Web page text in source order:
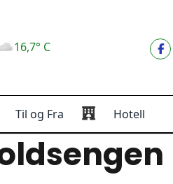
16,7° C
Til og Fra Hotell